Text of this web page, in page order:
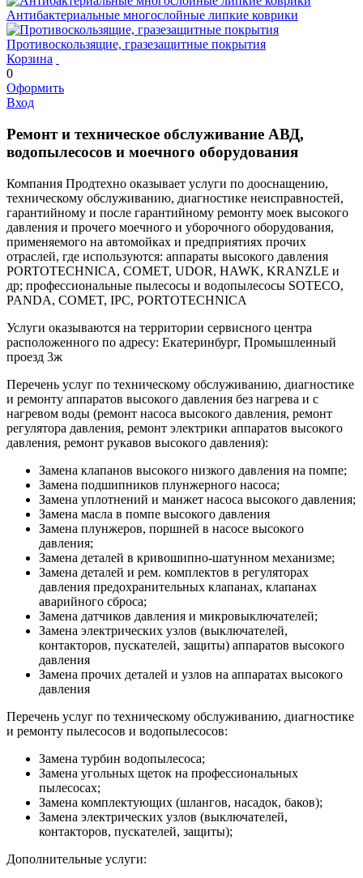
Антибактериальные многослойные липкие коврики
Противоскользящие, гразезащитные покрытия
Корзина
0
Оформить
Вход
Ремонт и техническое обслуживание АВД,
водопылесосов и моечного оборудования
Компания Продтехно оказывает услуги по дооснащению,
техническому обслуживанию, диагностике неисправностей,
гарантийному и после гарантийному ремонту моек высокого
давления и прочего моечного и уборочного оборудования,
применяемого на автомойках и предприятиях прочих
отраслей, где используются: аппараты высокого давления
PORTOTECHNICA, COMET, UDOR, HAWK, KRANZLE и
др; профессиональные пылесосы и водопылесосы SOTECO,
PANDA, COMET, IPC, PORTOTECHNICA
Услуги оказываются на территории сервисного центра
расположенного по адресу: Екатеринбург, Промышленный
проезд 3ж
Перечень услуг по техническому обслуживанию, диагностике
и ремонту аппаратов высокого давления без нагрева и с
нагревом воды (ремонт насоса высокого давления, ремонт
регулятора давления, ремонт электрики аппаратов высокого
давления, ремонт рукавов высокого давления):
Замена клапанов высокого низкого давления на помпе;
Замена подшипников плунжерного насоса;
Замена уплотнений и манжет насоса высокого давления;
Замена масла в помпе высокого давления
Замена плунжеров, поршней в насосе высокого
давления;
Замена деталей в кривошипно-шатунном механизме;
Замена деталей и рем. комплектов в регуляторах
давления предохранительных клапанах, клапанах
аварийного сброса;
Замена датчиков давления и микровыключателей;
Замена электрических узлов (выключателей,
контакторов, пускателей, защиты) аппаратов высокого
давления
Замена прочих деталей и узлов на аппаратах высокого
давления
Перечень услуг по техническому обслуживанию, диагностике
и ремонту пылесосов и водопылесосов:
Замена турбин водопылесоса;
Замена угольных щеток на профессиональных
пылесосах;
Замена комплектующих (шлангов, насадок, баков);
Замена электрических узлов (выключателей,
контакторов, пускателей, защиты);
Дополнительные услуги: